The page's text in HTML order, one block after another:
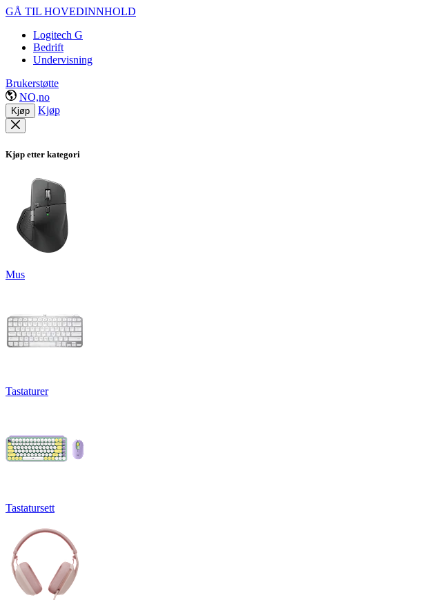
GÅ TIL HOVEDINNHOLD
Logitech G
Bedrift
Undervisning
Brukerstøtte
NO,no
Kjøp Kjøp
Kjøp etter kategori
Mus
Tastaturer
Tastatursett